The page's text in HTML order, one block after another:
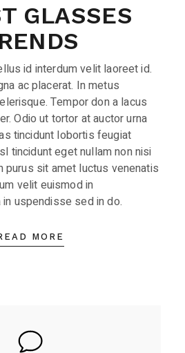
GLASSES
id interdum velit laoreet id.
ac placerat. In metus
Tempor don a lacus
Odio ut tortor at auctor urna
tincidunt lobortis feugiat
tincidunt eget nullam non nisi
purus sit amet luctus venenatis
velit euismod in
uspendisse sed in do.
MORE